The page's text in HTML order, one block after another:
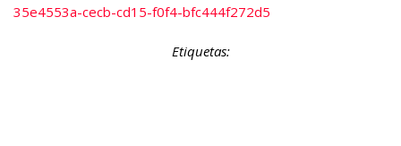
35e4553a-cecb-cd15-f0f4-bfc444f272d5
Etiquetas: